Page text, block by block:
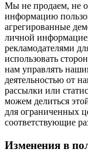
Мы не продаем, не
информацию
агрегированные
личной
рекламодателями
использовать
нам управлять
деятельностью от
рассылки или
можем делиться
для ограниченных
соответствующие
Изменения в